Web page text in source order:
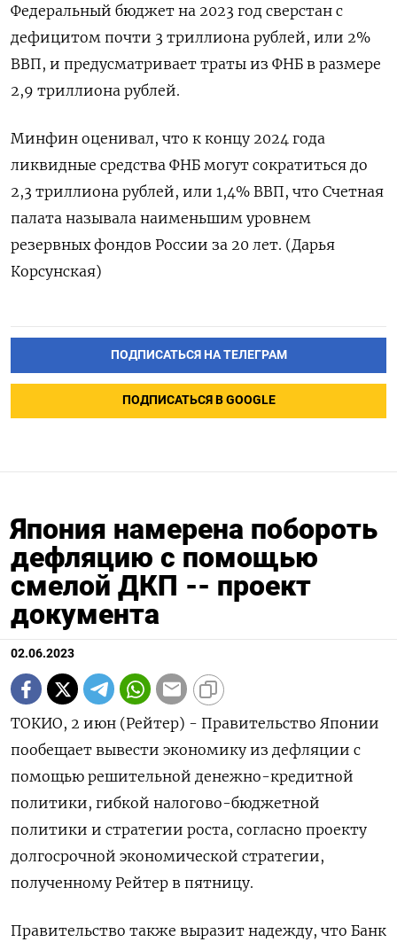
Федеральный бюджет на 2023 год сверстан с
дефицитом почти 3 триллиона рублей, или 2%
ВВП, и предусматривает траты из ФНБ в размере
2,9 триллиона рублей.
Минфин оценивал, что к концу 2024 года
ликвидные средства ФНБ могут сократиться до
2,3 триллиона рублей, или 1,4% ВВП, что Счетная
палата называла наименьшим уровнем
резервных фондов России за 20 лет. (Дарья
Корсунская)
ПОДПИСАТЬСЯ НА ТЕЛЕГРАМ
ПОДПИСАТЬСЯ В GOOGLE
Япония намерена побороть
дефляцию с помощью
смелой ДКП -- проект
документа
02.06.2023
ТОКИО, 2 июн (Рейтер) - Правительство Японии
пообещает вывести экономику из дефляции с
помощью решительной денежно-кредитной
политики, гибкой налогово-бюджетной
политики и стратегии роста, согласно проекту
долгосрочной экономической стратегии,
полученному Рейтер в пятницу.
Правительство также выразит надежду, что Банк